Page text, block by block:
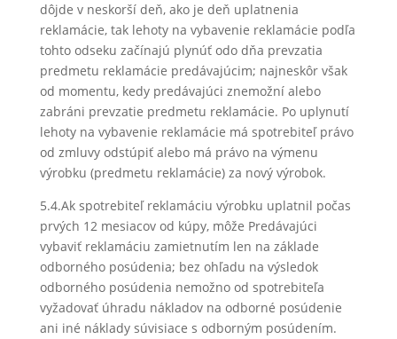
dôjde v neskorší deň, ako je deň uplatnenia
reklamácie, tak lehoty na vybavenie reklamácie podľa
tohto odseku začínajú plynúť odo dňa prevzatia
predmetu reklamácie predávajúcim; najneskôr však
od momentu, kedy predávajúci znemožní alebo
zabráni prevzatie predmetu reklamácie. Po uplynutí
lehoty na vybavenie reklamácie má spotrebiteľ právo
od zmluvy odstúpiť alebo má právo na výmenu
výrobku (predmetu reklamácie) za nový výrobok.
5.4.Ak spotrebiteľ reklamáciu výrobku uplatnil počas
prvých 12 mesiacov od kúpy, môže Predávajúci
vybaviť reklamáciu zamietnutím len na základe
odborného posúdenia; bez ohľadu na výsledok
odborného posúdenia nemožno od spotrebiteľa
vyžadovať úhradu nákladov na odborné posúdenie
ani iné náklady súvisiace s odborným posúdením.